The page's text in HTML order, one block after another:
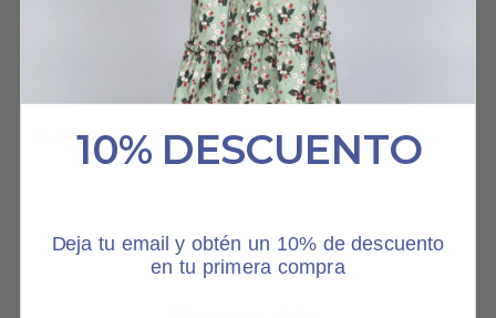
11 ABRIL, 2023
HABLAN DE NOSOTROS
10% DESCUENTO
Deja tu email y obtén un 10% de descuento
en tu primera compra